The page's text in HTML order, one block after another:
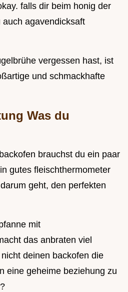
falls dir beim honig der
agavendicksaft
vergessen hast, ist
und schmackhafte
Was du
brauchst du ein paar
gutes fleischthermometer
geht, den perfekten
mit
das anbraten viel
deinen backofen die
eine geheime beziehung zu